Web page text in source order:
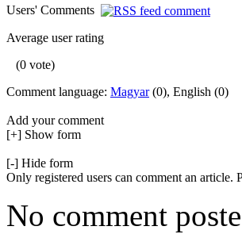
Users' Comments
Average user rating
(0 vote)
Comment language: Magyar(0), English (0)
Add your comment
[+] Show form
[-] Hide form
Only registered users can comment an article.
No comment